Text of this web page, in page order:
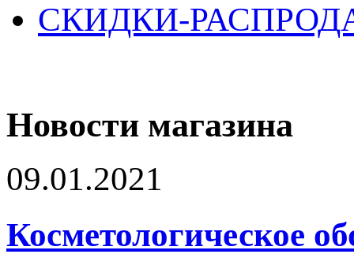
СКИДКИ-
Новости магазина
09.01.2021
Косметологическое